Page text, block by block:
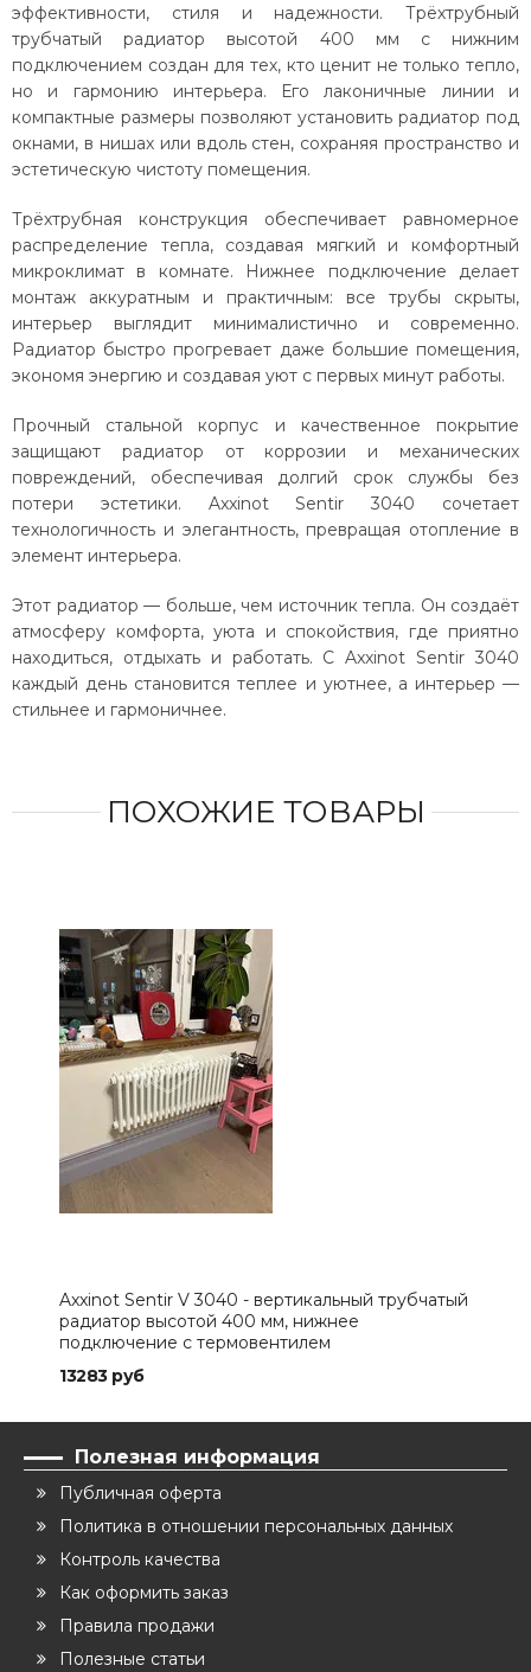
эффективности, стиля и надежности. Трёхтрубный
трубчатый радиатор высотой 400 мм с нижним
подключением создан для тех, кто ценит не только тепло,
но и гармонию интерьера. Его лаконичные линии и
компактные размеры позволяют установить радиатор под
окнами, в нишах или вдоль стен, сохраняя пространство и
эстетическую чистоту помещения.
Трёхтрубная конструкция обеспечивает равномерное
распределение тепла, создавая мягкий и комфортный
микроклимат в комнате. Нижнее подключение делает
монтаж аккуратным и практичным: все трубы скрыты,
интерьер выглядит минималистично и современно.
Радиатор быстро прогревает даже большие помещения,
экономя энергию и создавая уют с первых минут работы.
Прочный стальной корпус и качественное покрытие
защищают радиатор от коррозии и механических
повреждений, обеспечивая долгий срок службы без
потери эстетики. Axxinot Sentir 3040 сочетает
технологичность и элегантность, превращая отопление в
элемент интерьера.
Этот радиатор — больше, чем источник тепла. Он создаёт
атмосферу комфорта, уюта и спокойствия, где приятно
находиться, отдыхать и работать. С Axxinot Sentir 3040
каждый день становится теплее и уютнее, а интерьер —
стильнее и гармоничнее.
ПОХОЖИЕ ТОВАРЫ
Axxinot Sentir V 3040 - вертикальный трубчатый
радиатор высотой 400 мм, нижнее
подключение с термовентилем
13283 руб
Полезная информация
Публичная оферта
Политика в отношении персональных данных
Контроль качества
Как оформить заказ
Правила продажи
Полезные статьи